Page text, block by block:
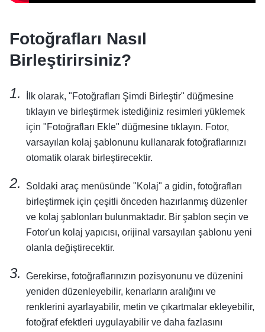
Fotoğrafları Nasıl
Birleştirirsiniz?
İlk olarak, "Fotoğrafları Şimdi Birleştir" düğmesine
tıklayın ve birleştirmek istediğiniz resimleri yüklemek
için "Fotoğrafları Ekle" düğmesine tıklayın. Fotor,
varsayılan kolaj şablonunu kullanarak fotoğraflarınızı
otomatik olarak birleştirecektir.
Soldaki araç menüsünde "Kolaj" a gidin, fotoğrafları
birleştirmek için çeşitli önceden hazırlanmış düzenler
ve kolaj şablonları bulunmaktadır. Bir şablon seçin ve
Fotor'un kolaj yapıcısı, orijinal varsayılan şablonu yeni
olanla değiştirecektir.
Gerekirse, fotoğraflarınızın pozisyonunu ve düzenini
yeniden düzenleyebilir, kenarların aralığını ve
renklerini ayarlayabilir, metin ve çıkartmalar ekleyebilir,
fotoğraf efektleri uygulayabilir ve daha fazlasını